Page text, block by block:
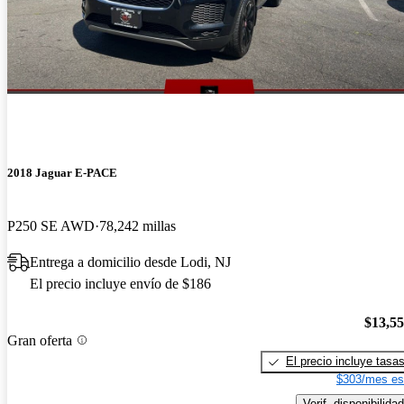
2018 Jaguar E-PACE
P250 SE AWD 78,242 millas
Entrega a domicilio desde Lodi, NJ
El precio incluye envío de $186
Gran oferta
El precio incluye tasas
$303/mes